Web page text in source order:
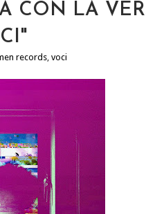
CON LA
records, voci